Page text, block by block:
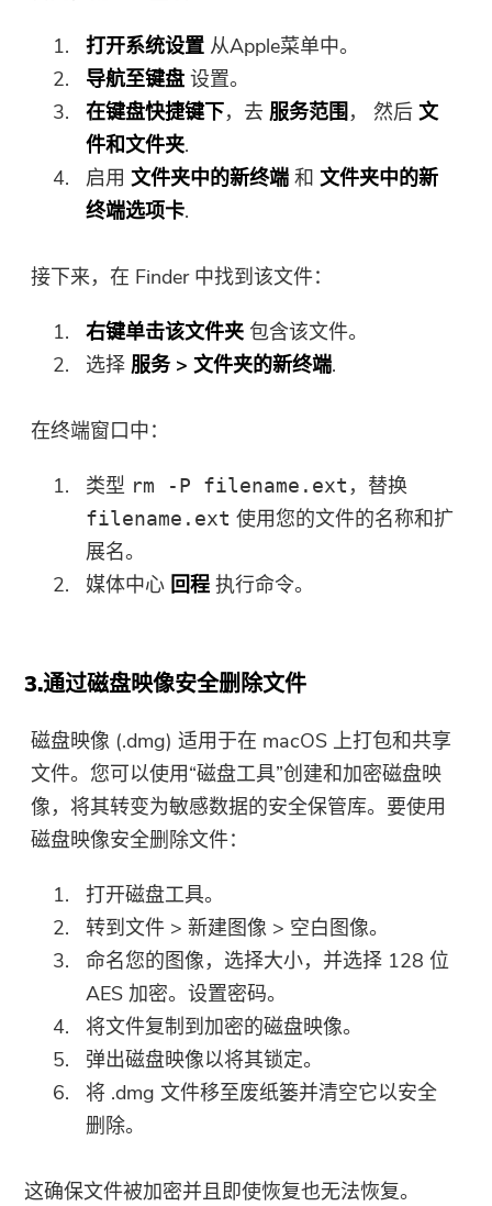
打开系统设置 从Apple菜单中。
导航至键盘 设置。
在键盘快捷键下，去 服务范围 ， 然后文
件和文件夹.
启用文件夹中的新终端 和文件夹中的新
终端选项卡.
接下来，在 Finder 中找到该文件：
右键单击该文件夹 包含该文件。
选择 服务 > 文件夹的新终端.
在终端窗口中：
类型 rm -P filename.ext ，替换
filename.ext 使用您的文件的名称和扩
展名。
媒体中心 回程 执行命令。
3.通过磁盘映像安全删除文件
磁盘映像 (.dmg) 适用于在 macOS 上打包和共享
文件。您可以使用“磁盘工具”创建和加密磁盘映
像，将其转变为敏感数据的安全保管库。要使用
磁盘映像安全删除文件：
打开磁盘工具。
转到文件 > 新建图像 > 空白图像。
命名您的图像，选择大小，并选择 128 位
AES 加密。设置密码。
将文件复制到加密的磁盘映像。
弹出磁盘映像以将其锁定。
将 .dmg 文件移至废纸篓并清空它以安全
删除。
这确保文件被加密并且即使恢复也无法恢复。
你几乎完成。
订阅我们关于 iMyMac 应用程序
温馨提示
Mac上下载和使用。 您可以输入